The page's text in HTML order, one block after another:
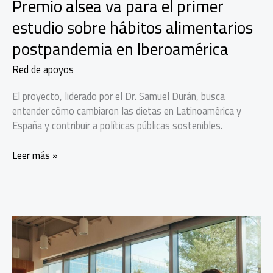
estudio sobre hábitos alimentarios
postpandemia en Iberoamérica
Red de apoyos
El proyecto, liderado por el Dr. Samuel Durán, busca
entender cómo cambiaron las dietas en Latinoamérica y
España y contribuir a políticas públicas sostenibles.
Premio
el
primer
estudio
sobre
Leer más »